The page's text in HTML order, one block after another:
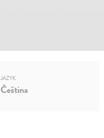
JAZYK
Čeština